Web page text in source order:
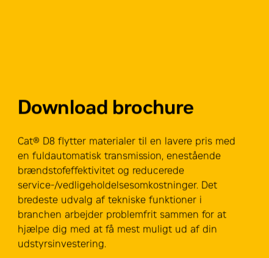
Download brochure
Cat® D8 flytter materialer til en lavere pris med
en fuldautomatisk transmission, enestående
brændstofeffektivitet og reducerede
service-/vedligeholdelsesomkostninger. Det
bredeste udvalg af tekniske funktioner i
branchen arbejder problemfrit sammen for at
hjælpe dig med at få mest muligt ud af din
udstyrsinvestering.